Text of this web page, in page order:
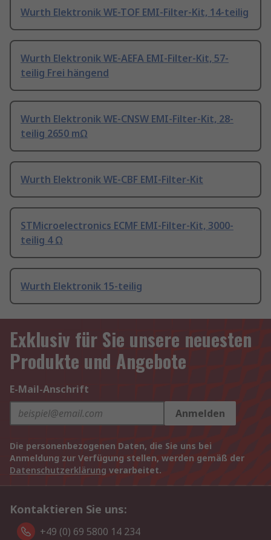
Wurth Elektronik WE-TOF EMI-Filter-Kit, 14-teilig
Wurth Elektronik WE-AEFA EMI-Filter-Kit, 57-
teilig Frei hängend
Wurth Elektronik WE-CNSW EMI-Filter-Kit, 28-
teilig 2650 mΩ
Wurth Elektronik WE-CBF EMI-Filter-Kit
STMicroelectronics ECMF EMI-Filter-Kit, 3000-
teilig 4 Ω
Wurth Elektronik 15-teilig
Exklusiv für Sie unsere neuesten
Produkte und Angebote
E-Mail-Anschrift
Anmelden
Die personenbezogenen Daten, die Sie uns bei
Anmeldung zur Verfügung stellen, werden gemäß der
Datenschutzerklärung verarbeitet.
Kontaktieren Sie uns:
+49 (0) 69 5800 14 234